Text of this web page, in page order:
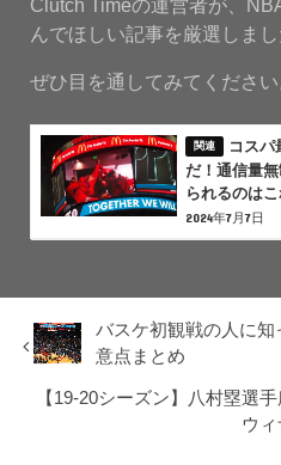
Clutch Timeの運営者が、
んでほしい記事を厳選しまし
ぜひ目を通してみてください
コスパ
だ！通信量
られるのは
2024年7月7日
バスケ初観戦の人に
意点まとめ
【19-20シーズン】八村塁選
ウ